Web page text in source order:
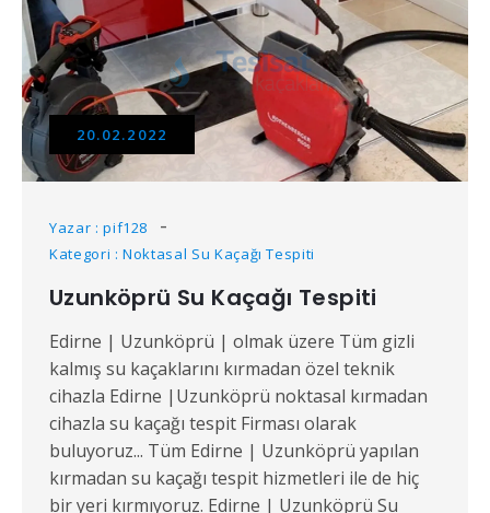
20.02.2022
Yazar : pif128
Kategori : Noktasal Su Kaçağı Tespiti
Uzunköprü Su Kaçağı Tespiti
Edirne | Uzunköprü | olmak üzere Tüm gizli
kalmış su kaçaklarını kırmadan özel teknik
cihazla Edirne |Uzunköprü noktasal kırmadan
cihazla su kaçağı tespit Firması olarak
buluyoruz... Tüm Edirne | Uzunköprü yapılan
kırmadan su kaçağı tespit hizmetleri ile de hiç
bir yeri kırmıyoruz. Edirne | Uzunköprü Su